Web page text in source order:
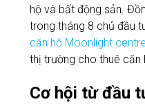
hộ và bất động sản.
trong tháng 8 chủ đầu
căn hộ Moonlight
thị trường cho thuê căn
Cơ hội từ đầu